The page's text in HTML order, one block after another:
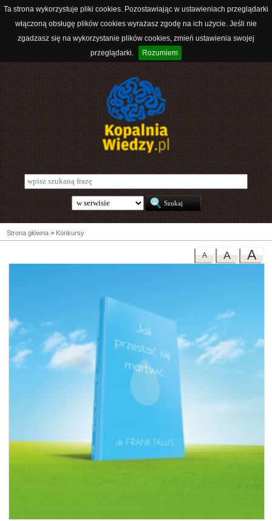
Ta strona wykorzystuje pliki cookies. Pozostawiając w ustawieniach przeglądarki
włączoną obsługę plików cookies wyrażasz zgodę na ich użycie. Jeśli nie
zgadzasz się na wykorzystanie plików cookies, zmień ustawienia swojej
przeglądarki.
Rozumiem
Strona główna > Konkursy
A
A
A